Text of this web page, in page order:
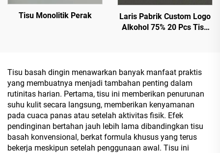
Tisu Monolitik Perak
Laris Pabrik Custom Logo
Alkohol 75% 20 Pcs Tisu
Tisu basah dingin menawarkan banyak manfaat praktis
yang membuatnya menjadi tambahan penting dalam
rutinitas harian. Pertama, tisu ini memberikan penurunan
suhu kulit secara langsung, memberikan kenyamanan
pada cuaca panas atau setelah aktivitas fisik. Efek
pendinginan bertahan jauh lebih lama dibandingkan tisu
basah konvensional, berkat formula khusus yang terus
bekerja meskipun setelah penggunaan awal. Tisu ini